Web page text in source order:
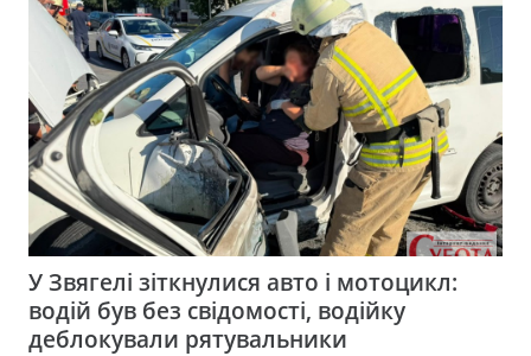
У Звягелі зіткнулися авто і мотоцикл:
водій був без свідомості, водійку
деблокували рятувальники